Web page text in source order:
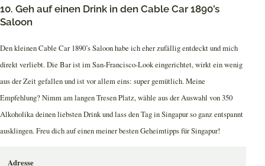
10. Geh auf einen Drink in den Cable Car 1890’s
Saloon
Den kleinen Cable Car 1890’s Saloon habe ich eher zufällig entdeckt und mich
direkt verliebt. Die Bar ist im San-Francisco-Look eingerichtet, wirkt ein wenig
aus der Zeit gefallen und ist vor allem eins: super gemütlich. Meine
Empfehlung? Nimm am langen Tresen Platz, wähle aus der Auswahl von 350
Alkoholika deinen liebsten Drink und lass den Tag in Singapur so ganz entspannt
ausklingen. Freu dich auf einen meiner besten Geheimtipps für Singapur!
Adresse